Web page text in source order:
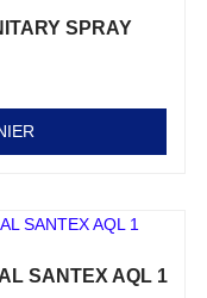
SPRAY
SANTEX AQL 1